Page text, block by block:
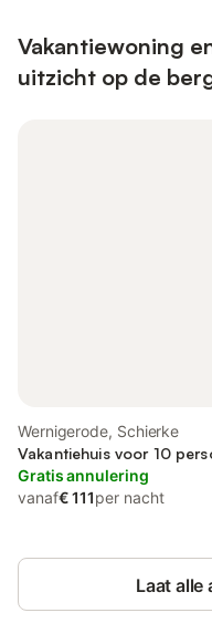
Vakantiewoning
uitzicht op de
Wernigerode, Schierke
Vakantiehuis voor 10
Gratis annulering
vanaf€ 111per nacht
Laat alle